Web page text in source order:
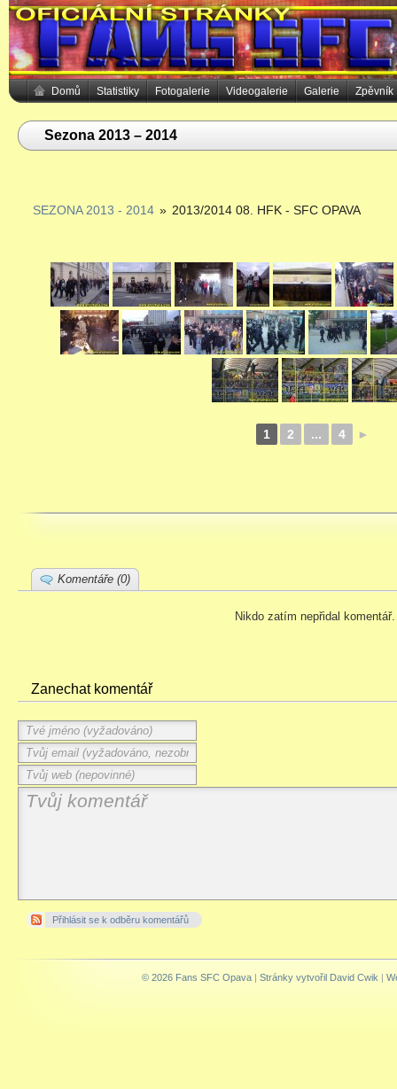
Domů Statistiky Fotogalerie Videogalerie Galerie Zpěvník
Sezona 2013 – 2014
SEZONA 2013 - 2014 » 2013/2014 08. HFK - SFC OPAVA
1 2 ... 4 ►
Komentáře (0)
Nikdo zatím nepřidal komentář.
Zanechat komentář
Přihlásit se k odběru komentářů
© 2026 Fans SFC Opava | Stránky vytvořil David Cwik |